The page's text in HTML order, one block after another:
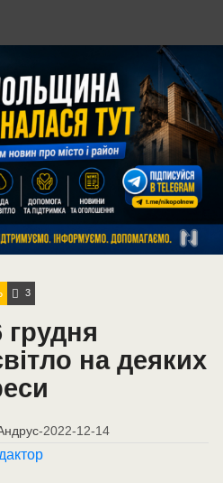
3
грудня
на деяких
-2022-12-14